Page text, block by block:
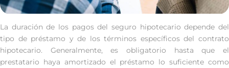
La duración de los pagos del seguro hipotecario depende del
tipo de préstamo y de los términos específicos del contrato
hipotecario. Generalmente, es obligatorio hasta que el
prestatario haya amortizado el préstamo lo suficiente como